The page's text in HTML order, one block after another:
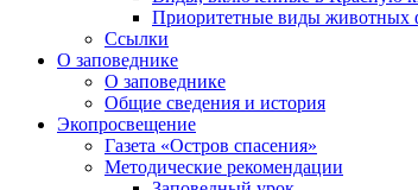
Приоритетные виды животных
Ссылки
О заповеднике
О заповеднике
Общие сведения и история
Экопросвещение
Газета «Остров спасения»
Методические рекомендации